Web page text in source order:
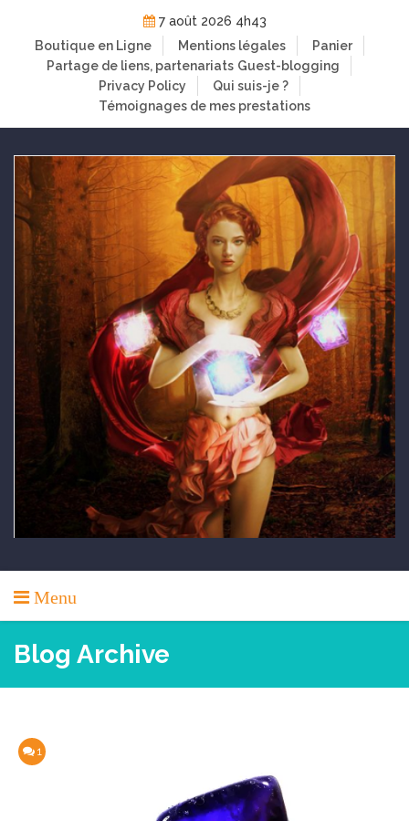
content
7 août 2026 4h43
Boutique en Ligne
Mentions légales
Panier
Partage de liens, partenariats Guest-blogging
Privacy Policy
Qui suis-je ?
Témoignages de mes prestations
Menu
Blog Archive
1